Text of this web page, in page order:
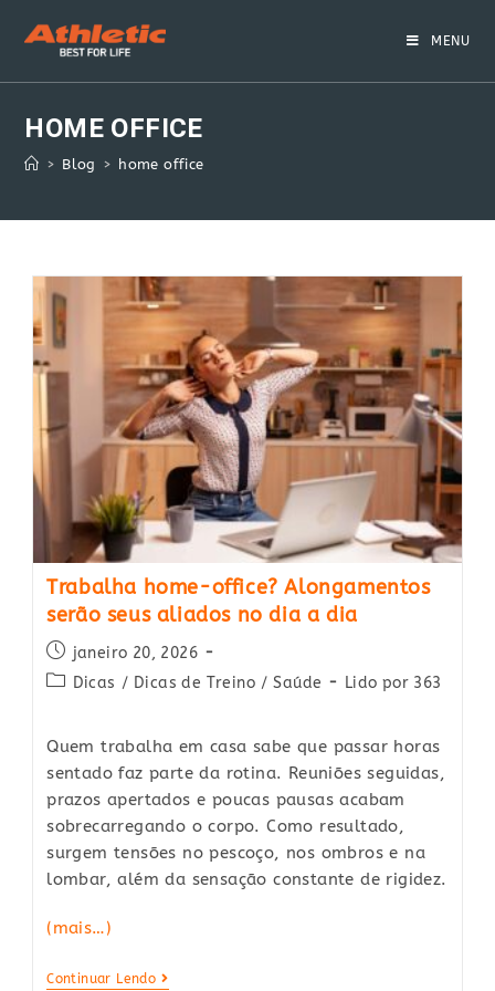
MENU
HOME OFFICE
> Blog > home office
Trabalha home-office? Alongamentos
serão seus aliados no dia a dia
Post
published:
janeiro 20, 2026
PostDicas / Dicas de Treino / Saúde Lido por 363
Quem trabalha em casa sabe que passar horas
sentado faz parte da rotina. Reuniões seguidas,
prazos apertados e poucas pausas acabam
sobrecarregando o corpo. Como resultado,
surgem tensões no pescoço, nos ombros e na
lombar, além da sensação constante de rigidez.
(mais…)
Continuar LendoTrabalha